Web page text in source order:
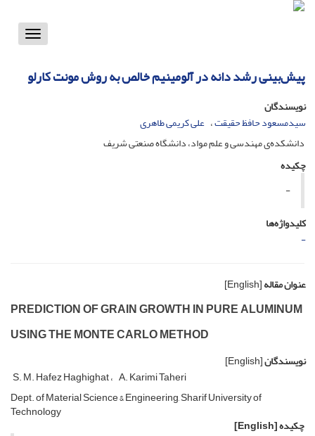
Toggle
پیش‌بینی رشد دانه در آلومینیم خالص به روش مونت کارلو
نویسندگان
سیدمسعود حافظ حقیقت علی کریمی طاهری
دانشکده‌ی مهندسی و علم مواد، دانشگاه صنعتی شریف
چکیده
-
کلیدواژه‌ها
-
عنوان مقاله[English]
PREDICTION OF GRAIN GROWTH IN PURE ALUMINUM
USING THE MONTE CARLO METHOD
نویسندگان[English]
S. M. Hafez Haghighat A. Karimi Taheri
Dept. of Material Science & Engineering, Sharif University of
Technology
چکیده[English]